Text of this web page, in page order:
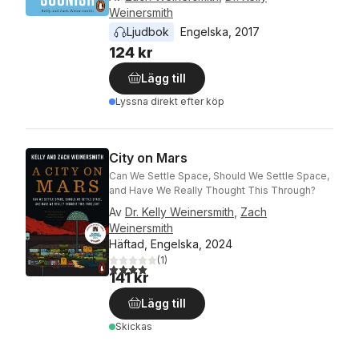
Weinersmith
Ljudbok
Engelska 2017
124 kr
Lägg till
Lyssna direkt efter köp
City on Mars
Can We Settle Space, Should We Settle Space,
and Have We Really Thought This Through?
Av Dr. Kelly Weinersmith Zach
Weinersmith
Häftad, Engelska, 2024
4,0utav 5 stjärnor. Totalt antal röster:
(1)
141 kr
Lägg till
Skickas